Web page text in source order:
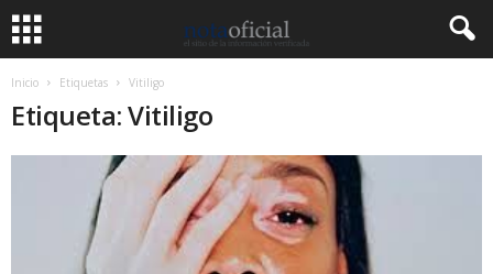
Inicio Etiquetas Vitiligo
Etiqueta: Vitiligo